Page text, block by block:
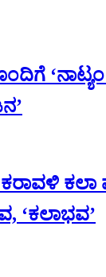
ಕರಾವಳಿ
‘ಕಲಾಭವ’